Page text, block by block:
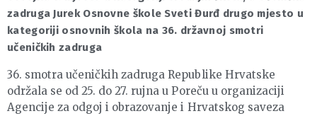
zadruga Jurek Osnovne škole Sveti Đurđ drugo mjesto u
kategoriji osnovnih škola na 36. državnoj smotri
učeničkih zadruga
36. smotra učeničkih zadruga Republike Hrvatske
održala se od 25. do 27. rujna u Poreču u organizaciji
Agencije za odgoj i obrazovanje i Hrvatskog saveza